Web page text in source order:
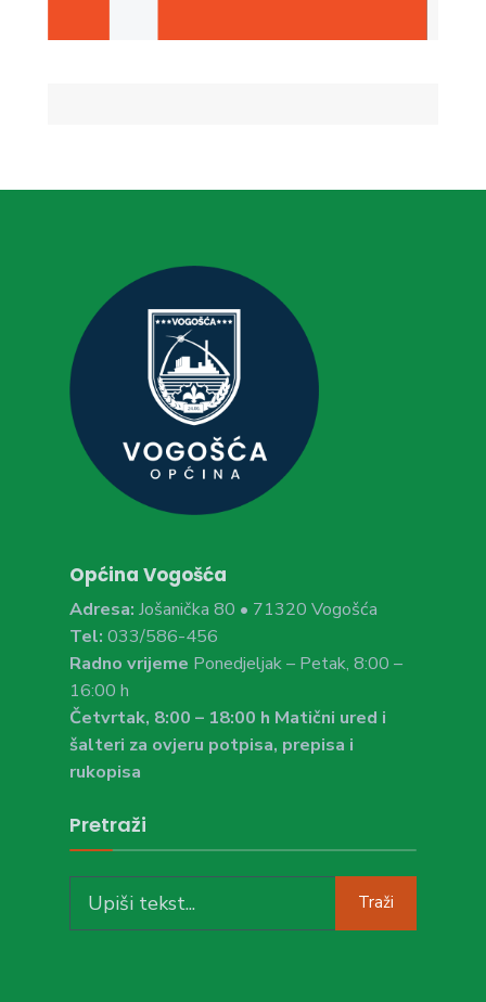
Općina Vogošća
Adresa: Jošanička 80 • 71320 Vogošća
Tel: 033/586-456
Radno vrijeme Ponedjeljak – Petak, 8:00 –
16:00 h
Četvrtak, 8:00 – 18:00 h Matični ured i
šalteri za ovjeru potpisa, prepisa i
rukopisa
Pretraži
for:
Traži